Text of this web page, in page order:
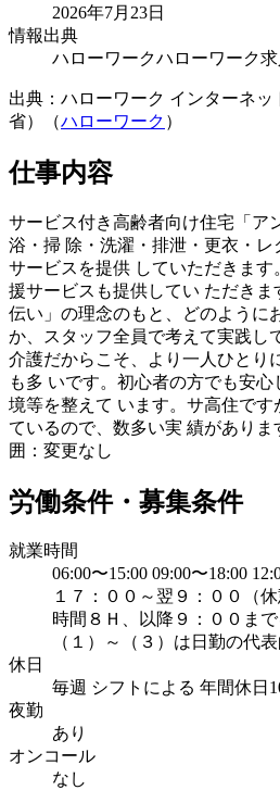
2026年7月23日
情報出典
ハローワークハローワーク求
出典：ハローワーク インターネ
省）（ハローワーク ）
仕事内容
サービス付き高齢者向け住宅「ア
浴・掃 除・洗濯・排泄・更衣・
サービスを提供 していただきま
援サービスも提供してい ただき
伝い」の理念のもと、どのように
か、スタッフ全員で考えて実践し
介護だからこそ、より一人ひとり
も多 いです。初心者の方でも安
境等を整えて います。サ高住で
ているので、数多い実 績があり
囲：変更なし
労働条件・募集条件
就業時間
06:00〜15:00 09:00〜18:00
１７：００～翌９：００（
時間８Ｈ、以降９：００ま
（１）～（３）は日勤の代
休日
毎週 シフトによる 年間休日
夜勤
あり
オンコール
なし